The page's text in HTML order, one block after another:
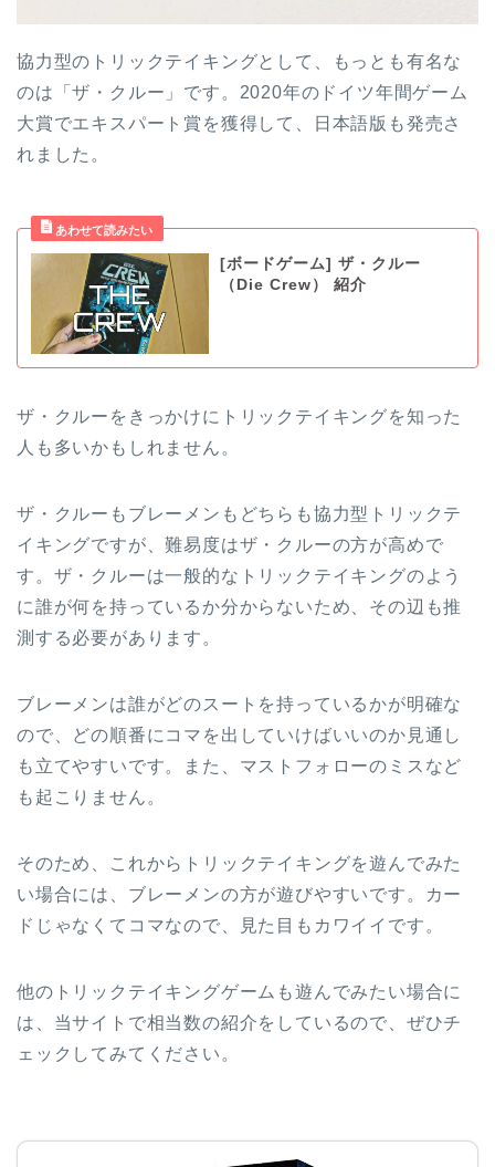
協力型のトリックテイキングとして、もっとも有名な
のは「ザ・クルー」です。2020年のドイツ年間ゲーム
大賞でエキスパート賞を獲得して、日本語版も発売さ
れました。
[ボードゲーム] ザ・クルー
（Die Crew） 紹介
ザ・クルーをきっかけにトリックテイキングを知った
人も多いかもしれません。
ザ・クルーもブレーメンもどちらも協力型トリックテ
イキングですが、難易度はザ・クルーの方が高めで
す。ザ・クルーは一般的なトリックテイキングのよう
に誰が何を持っているか分からないため、その辺も推
測する必要があります。
ブレーメンは誰がどのスートを持っているかが明確な
ので、どの順番にコマを出していけばいいのか見通し
も立てやすいです。また、マストフォローのミスなど
も起こりません。
そのため、これからトリックテイキングを遊んでみた
い場合には、ブレーメンの方が遊びやすいです。カー
ドじゃなくてコマなので、見た目もカワイイです。
他のトリックテイキングゲームも遊んでみたい場合に
は、当サイトで相当数の紹介をしているので、ぜひチ
ェックしてみてください。